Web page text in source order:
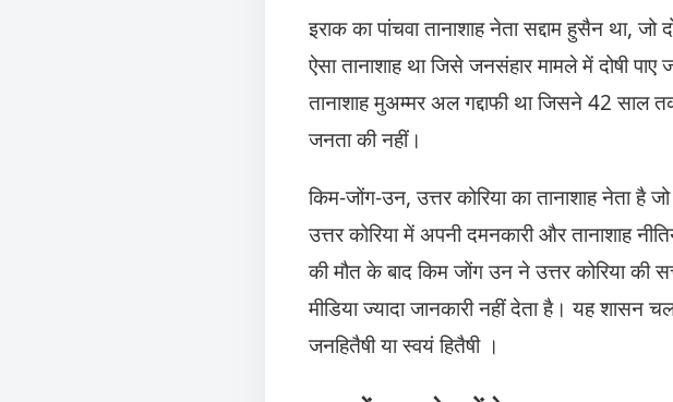
इराक का पांचवा तानाशाह नेता सद्दाम हुसैन था,
ऐसा तानाशाह था जिसे जनसंहार मामले में दोषी
तानाशाह मुअम्मर अल गद्दाफी था जिसने 42 साल
जनता की नहीं।
किम-जोंग-उन, उत्तर कोरिया का तानाशाह नेता है
उत्तर कोरिया में अपनी दमनकारी और तानाशाह
की मौत के बाद किम जोंग उन ने उत्तर कोरिया की
मीडिया ज्यादा जानकारी नहीं देता है। यह शासन
जनहितैषी या स्वयं हितैषी ।